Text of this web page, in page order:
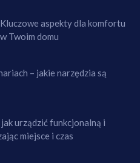
aspekty dla komfortu
Twoim domu
– jakie narzędzia są
urządzić funkcjonalną i
miejsce i czas